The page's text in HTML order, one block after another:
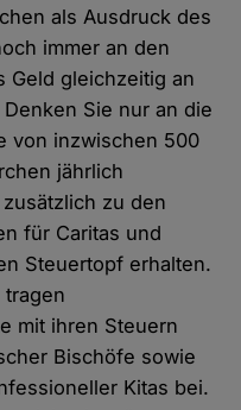
als Ausdruck des
immer an den
Geld gleichzeitig an
Sie nur an die
von inzwischen 500
jährlich
zu den
für Caritas und
Steuertopf erhalten.
tragen
mit ihren Steuern
Bischöfe sowie
Kitas bei.